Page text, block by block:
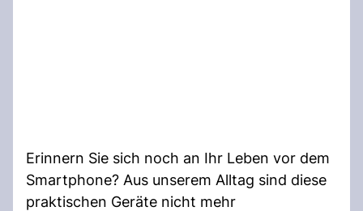
Erinnern Sie sich noch an Ihr Leben vor dem
Smartphone? Aus unserem Alltag sind diese
praktischen Geräte nicht mehr